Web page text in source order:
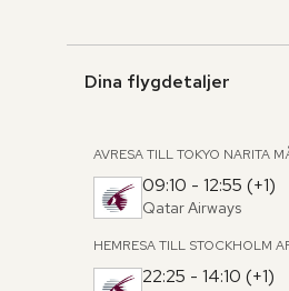
Dina flygdetaljer
AVRESA TILL TOKYO NARITA
09:10 - 12:55 (+1)
Qatar Airways
HEMRESA TILL STOCKHOLM
22:25 - 14:10 (+1)